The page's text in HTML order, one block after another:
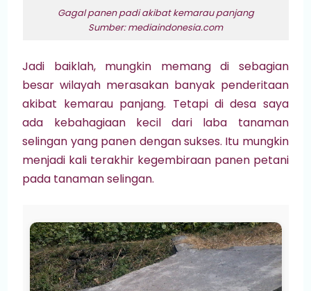
Gagal panen padi akibat kemarau panjang
Sumber: mediaindonesia.com
Jadi baiklah, mungkin memang di sebagian
besar wilayah merasakan banyak penderitaan
akibat kemarau panjang. Tetapi di desa saya
ada kebahagiaan kecil dari laba tanaman
selingan yang panen dengan sukses. Itu mungkin
menjadi kali terakhir kegembiraan panen petani
pada tanaman selingan.